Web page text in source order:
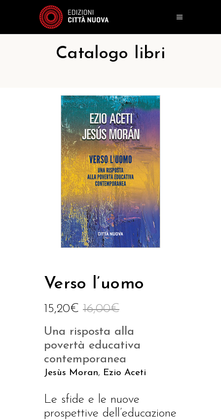
Catalogo libri
Verso l’uomo
16,00€
15,20€
Una risposta alla
povertà educativa
contemporanea
Jesùs Moran, Ezio Aceti
Le sfide e le nuove
prospettive dell’educazione